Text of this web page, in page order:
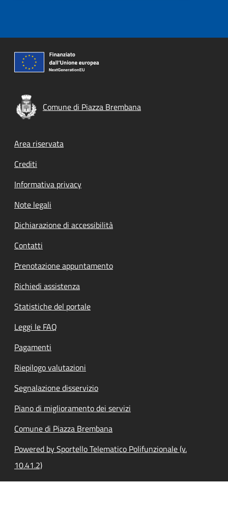
Comune di Piazza Brembana
Footer menu
Area riservata
Crediti
Informativa privacy
Note legali
Dichiarazione di accessibilità
Contatti
Prenotazione appuntamento
Richiedi assistenza
Statistiche del portale
Leggi le FAQ
Pagamenti
Riepilogo valutazioni
Segnalazione disservizio
Piano di miglioramento dei servizi
Comune di Piazza Brembana
Powered by Sportello Telematico Polifunzionale (v.
10.41.2)